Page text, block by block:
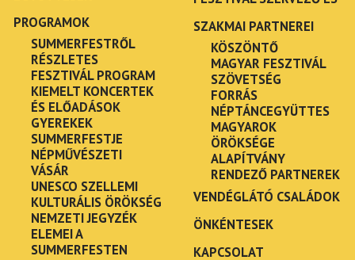
PROGRAMOK
SUMMERFESTRŐL
RÉSZLETES
FESZTIVÁL PROGRAM
KIEMELT KONCERTEK
ÉS ELŐADÁSOK
GYEREKEK
SUMMERFESTJE
NÉPMŰVÉSZETI
VÁSÁR
UNESCO SZELLEMI
KULTURÁLIS ÖRÖKSÉG
NEMZETI JEGYZÉK
ELEMEI A
SUMMERFESTEN
SZAKMAI PARTNEREI
KÖSZÖNTŐ
MAGYAR FESZTIVÁL
SZÖVETSÉG
FORRÁS
NÉPTÁNCEGYÜTTES
MAGYAROK
ÖRÖKSÉGE
ALAPÍTVÁNY
RENDEZŐ PARTNEREK
VENDÉGLÁTÓ CSALÁDOK
ÖNKÉNTESEK
KAPCSOLAT